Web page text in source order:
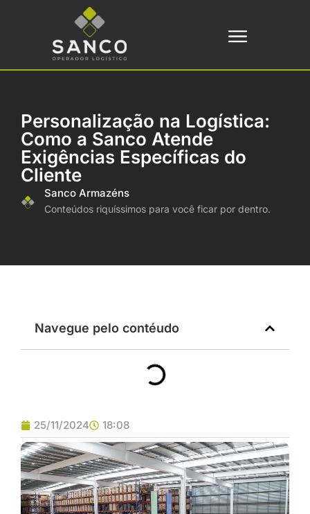
Personalização na Logística:
Como a Sanco Atende
Exigências Específicas do
Cliente
Sanco Armazéns
Conteúdos riquíssimos para você ficar por dentro.
25/11/2024 18:08
Navegue pelo contéudo